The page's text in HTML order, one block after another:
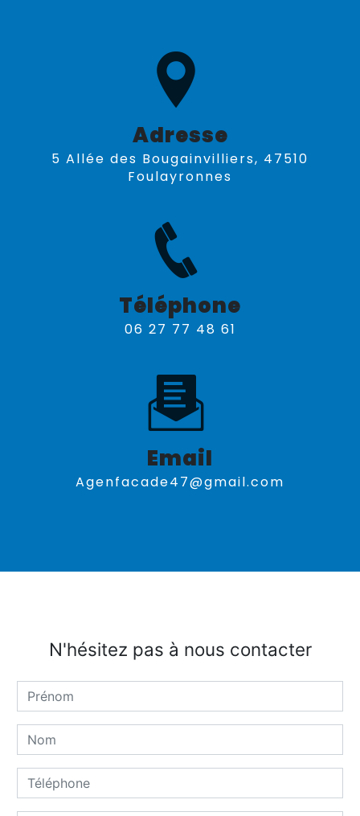
Adresse
5 Allée des Bougainvilliers, 47510
Foulayronnes
Téléphone
06 27 77 48 61
Email
agenfacade47@gmail.com
N'hésitez pas à nous contacter